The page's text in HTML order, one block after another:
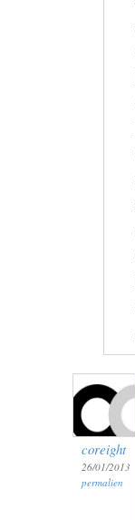
coreight
26/01/2013
permalien